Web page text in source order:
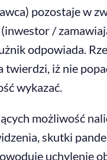
pozostaje w
/
odpowiada.
iż nie
wykazać.
możliwość
skutki
uchylenie